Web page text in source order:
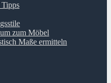
Tipps
zum Möbel
Maße ermitteln